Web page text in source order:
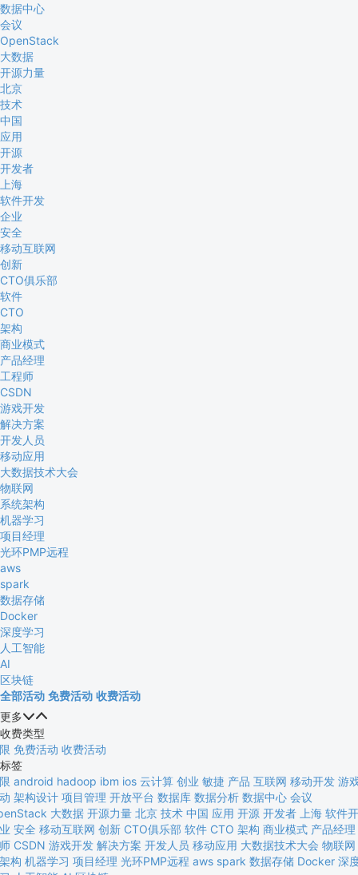
数据中心
会议
OpenStack
大数据
开源力量
北京
技术
中国
应用
开源
开发者
上海
软件开发
企业
安全
移动互联网
创新
CTO俱乐部
软件
CTO
架构
商业模式
产品经理
工程师
CSDN
游戏开发
解决方案
开发人员
移动应用
大数据技术大会
物联网
系统架构
机器学习
项目经理
光环PMP远程
aws
spark
数据存储
Docker
深度学习
人工智能
AI
区块链
全部活动 免费活动 收费活动
更多
收费类型
免费活动 收费活动
标签
android hadoop ibm ios 云计算 创业 敏捷 产品 互联网 移动开发 游
架构设计 项目管理 开放平台 数据库 数据分析 数据中心 会议
大数据 开源力量 北京 技术 中国 应用 开源 开发者 上海 软件
安全 移动互联网 创新 CTO俱乐部 软件 CTO 架构 商业模式 产品经理
CSDN 游戏开发 解决方案 开发人员 移动应用 大数据技术大会 物联网
构 机器学习 项目经理 光环PMP远程 aws spark 数据存储 Docker 深